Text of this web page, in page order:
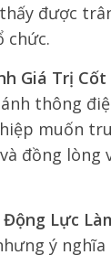
được
chức.
Giá Trị Cốt
thông
muốn
đồng lòng
Lực
ý